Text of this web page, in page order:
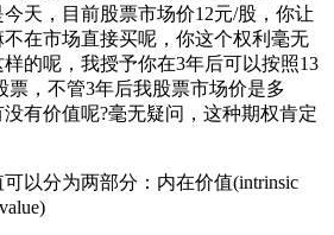
天，目前股票市场价12元/股，你让
在市场直接买呢，你这个权利毫无
的呢，我授予你在3年后可以按照13
票，不管3年后我股票市场价是多
有价值呢?毫无疑问，这种期权肯定
分为两部分：内在价值(intrinsic